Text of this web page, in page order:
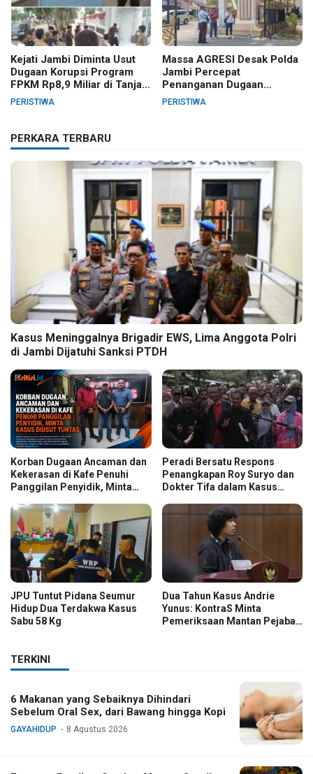
Kejati Jambi Diminta Usut
Dugaan Korupsi Program
FPKM Rp8,9 Miliar di Tanjab
Barat
PERISTIWA
Massa AGRESI Desak Polda
Jambi Percepat
Penanganan Dugaan
Pelanggaran Hak Cipta Buku
PERISTIWA
PERKARA TERBARU
Kasus Meninggalnya Brigadir EWS, Lima Anggota Polri
di Jambi Dijatuhi Sanksi PTDH
Korban Dugaan Ancaman dan
Kekerasan di Kafe Penuhi
Panggilan Penyidik, Minta
Peradi Bersatu Respons
Penangkapan Roy Suryo dan
Dokter Tifa dalam Kasus
JPU Tuntut Pidana Seumur
Hidup Dua Terdakwa Kasus
Sabu 58 Kg
Dua Tahun Kasus Andrie
Yunus: KontraS Minta
Pemeriksaan Mantan Pejabat
TERKINI
6 Makanan yang Sebaiknya Dihindari
Sebelum Oral Sex, dari Bawang hingga Kopi
GAYAHIDUP 8 Agustus 2026